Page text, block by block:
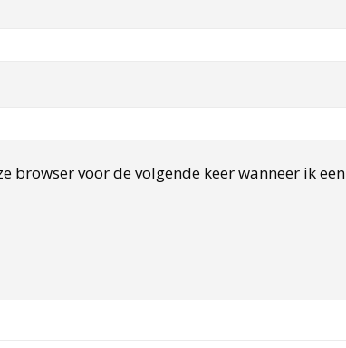
browser voor de volgende keer wanneer ik een